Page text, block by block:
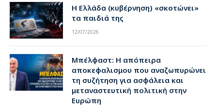
Η Ελλάδα (κυβέρνηση) «σκοτώνει»
τα παιδιά της
12/07/2026
Μπέλφαστ: Η απόπειρα
αποκεφαλισμου που αναζωπυρώνει
τη συζήτηση για ασφάλεια και
μεταναστευτική πολιτική στην
Ευρώπη